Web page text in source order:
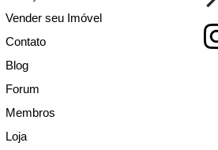
Vender seu Imóvel
Contato
Blog
Forum
Membros
Loja